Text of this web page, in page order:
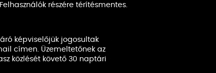
részére térítésmentes.
képviselőjük jogosultak
címen. Üzemeltetőnek az
közlését követő 30 naptári